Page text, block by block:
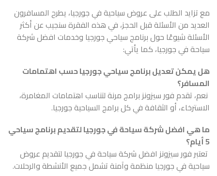
مع تزايد الطلب على عروض سياحية في جورجيا، يطرح المسافرون
العديد من الأسئلة قبل الحجز، في هذه الفقرة سنجيب عن أكثر
الأسئلة شيوعًا حول برنامج سياحي جورجيا وخدمات افضل شركة
سياحة في جورجيا، كما يأتي:
هل يمكن تعديل برنامج سياحي جورجيا حسب اهتمامات
المسافر؟
نعم، تقدم فور سيزونز برامج مرنة لتناسب اهتمامات المغامرة،
الاسترخاء، أو الثقافة في كل برامج السياحية جورجيا.
ما هي افضل شركة سياحة في جورجيا لتقديم برنامج سياحي
5 أيام؟
تعتبر فور سيزونز افضل شركة سياحة في جورجيا لتقديم عروض
سياحية في جورجيا منظمة وآمنة تشمل جميع الأنشطة والرحلات.